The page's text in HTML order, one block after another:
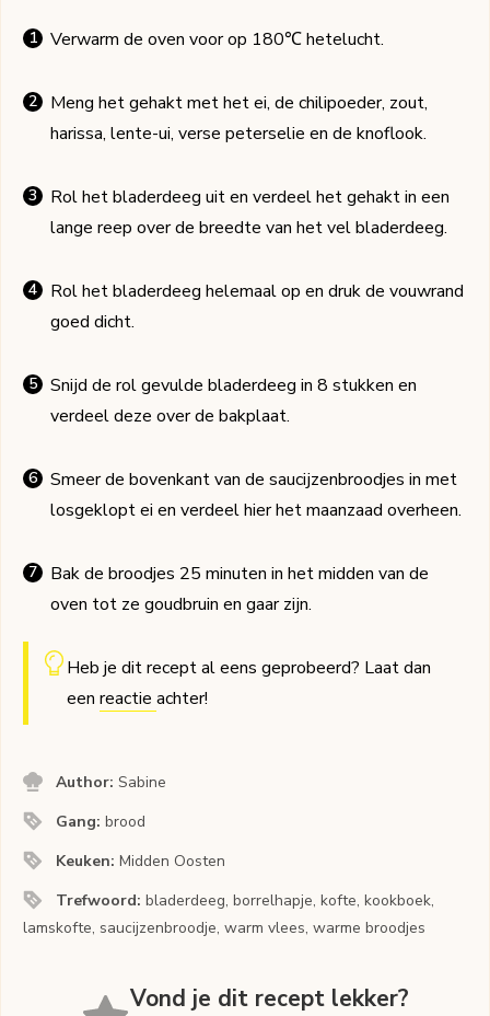
Verwarm de oven voor op 180℃ hetelucht.
Meng het gehakt met het ei, de chilipoeder, zout,
harissa, lente-ui, verse peterselie en de knoflook.
Rol het bladerdeeg uit en verdeel het gehakt in een
lange reep over de breedte van het vel bladerdeeg.
Rol het bladerdeeg helemaal op en druk de vouwrand
goed dicht.
Snijd de rol gevulde bladerdeeg in 8 stukken en
verdeel deze over de bakplaat.
Smeer de bovenkant van de saucijzenbroodjes in met
losgeklopt ei en verdeel hier het maanzaad overheen.
Bak de broodjes 25 minuten in het midden van de
oven tot ze goudbruin en gaar zijn.
Heb je dit recept al eens geprobeerd? Laat dan
een reactie achter!
Author:Sabine
Gang:brood
Keuken:Midden Oosten
Trefwoord:bladerdeeg, borrelhapje, kofte, kookboek,
lamskofte, saucijzenbroodje, warm vlees, warme broodjes
Vond je dit recept lekker?